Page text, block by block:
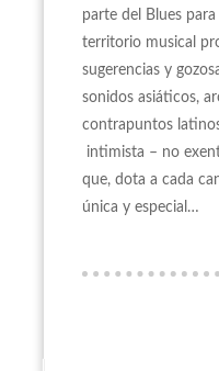
parte del Blues
territorio musical
sugerencias y
sonidos asiáticos,
contrapuntos
intimista – no
que, dota a cada
única y especial…